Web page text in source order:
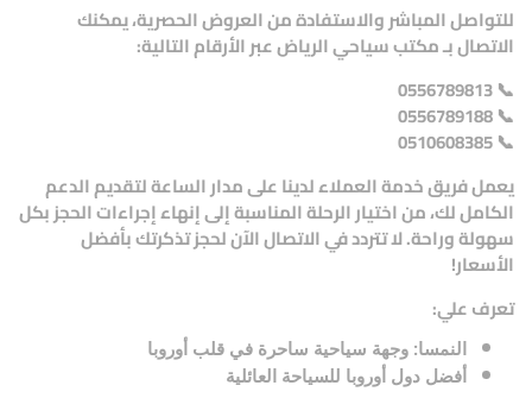
للتواصل المباشر والاستفادة من العروض الحصرية، يمكنك
الاتصال بـمكتب سياحي الرياضعبر الأرقام التالية:
📞
0556789813
📞
0556789188
📞
0510608385
يعمل فريق خدمة العملاء لدينا على مدار الساعة لتقديم الدعم
الكامل لك، من اختيار الرحلة المناسبة إلى إنهاء إجراءات الحجز بكل
سهولة وراحة. لا تتردد في الاتصال الآن لحجز تذكرتك بأفضل
الأسعار!
تعرف علي:
النمسا: وجهة سياحية ساحرة في قلب أوروبا
أفضل دول أوروبا للسياحة العائلية